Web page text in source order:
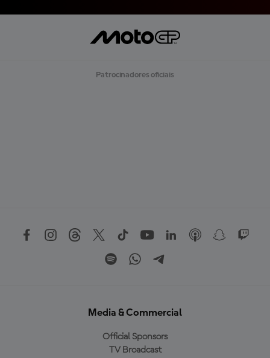
Patrocinadores oficiais
Media & Commercial
Official Sponsors
TV Broadcast